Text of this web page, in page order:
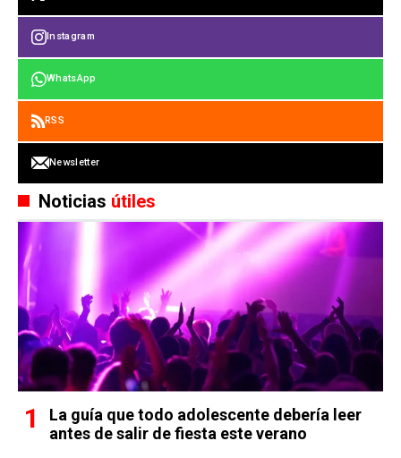
Instagram
WhatsApp
RSS
Newsletter
Noticias útiles
La guía que todo adolescente debería leer
antes de salir de fiesta este verano